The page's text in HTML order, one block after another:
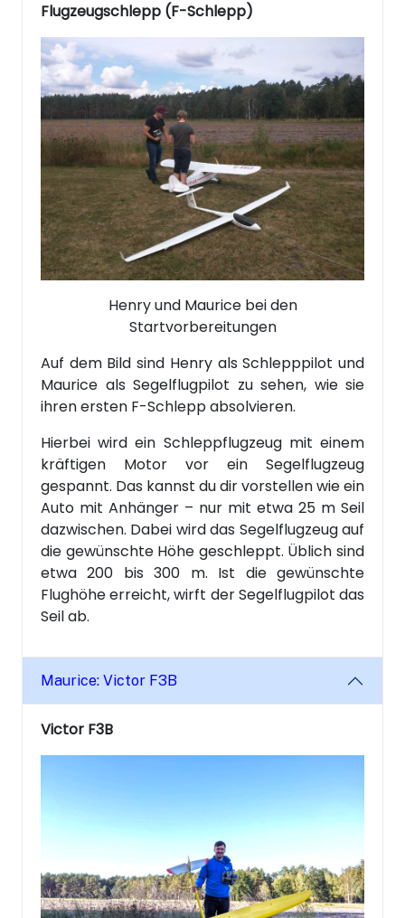
Flugzeugschlepp (F-Schlepp)
Henry und Maurice bei den
Startvorbereitungen
Auf dem Bild sind Henry als Schlepppilot und
Maurice als Segelflugpilot zu sehen, wie sie
ihren ersten F-Schlepp absolvieren.
Hierbei wird ein Schleppflugzeug mit einem
kräftigen Motor vor ein Segelflugzeug
gespannt. Das kannst du dir vorstellen wie ein
Auto mit Anhänger – nur mit etwa 25 m Seil
dazwischen. Dabei wird das Segelflugzeug auf
die gewünschte Höhe geschleppt. Üblich sind
etwa 200 bis 300 m. Ist die gewünschte
Flughöhe erreicht, wirft der Segelflugpilot das
Seil ab.
Maurice: Victor F3B
Victor F3B